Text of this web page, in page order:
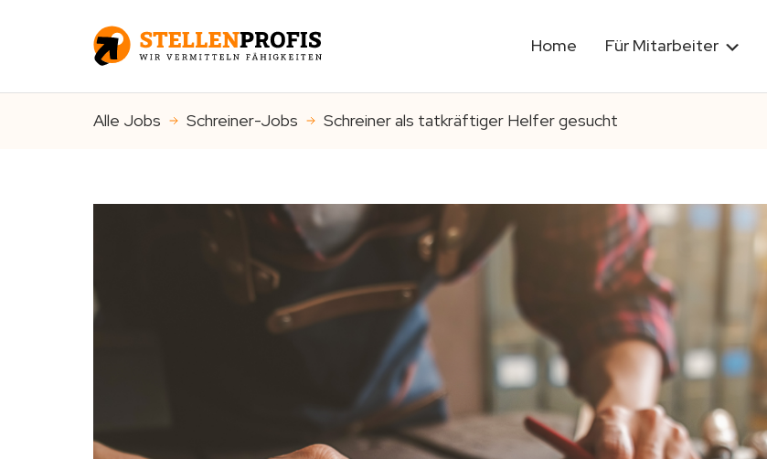
Home Für Mitarbeiter
Alle Jobs Schreiner-Jobs Schreiner als tatkräftiger Helfer gesucht